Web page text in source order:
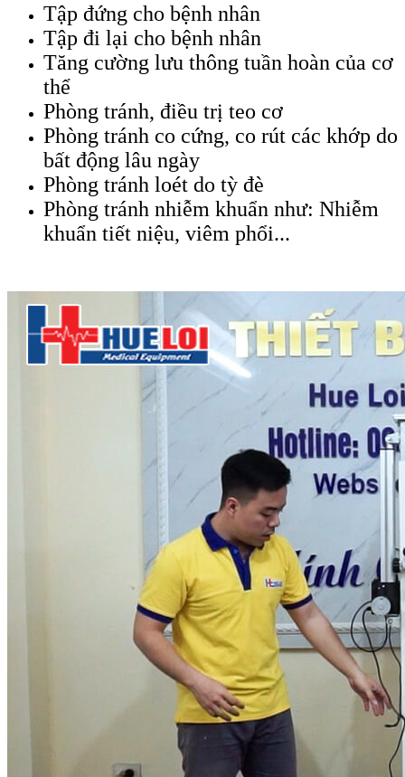
Tập đứng cho bệnh nhân
Tập đi lại cho bệnh nhân
Tăng cường lưu thông tuần hoàn của cơ
thể
Phòng tránh, điều trị teo cơ
Phòng tránh co cứng, co rút các khớp do
bất động lâu ngày
Phòng tránh loét do tỳ đè
Phòng tránh nhiễm khuẩn như: Nhiễm
khuẩn tiết niệu, viêm phổi...